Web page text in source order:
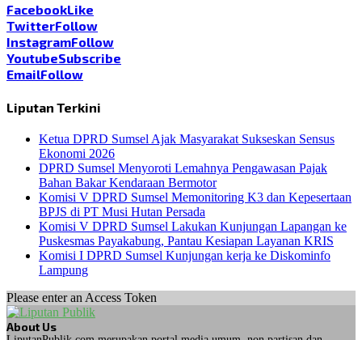
FacebookLike
TwitterFollow
InstagramFollow
YoutubeSubscribe
EmailFollow
Liputan Terkini
Ketua DPRD Sumsel Ajak Masyarakat Sukseskan Sensus
Ekonomi 2026
DPRD Sumsel Menyoroti Lemahnya Pengawasan Pajak
Bahan Bakar Kendaraan Bermotor
Komisi V DPRD Sumsel Memonitoring K3 dan Kepesertaan
BPJS di PT Musi Hutan Persada
Komisi V DPRD Sumsel Lakukan Kunjungan Lapangan ke
Puskesmas Payakabung, Pantau Kesiapan Layanan KRIS
Komisi I DPRD Sumsel Kunjungan kerja ke Diskominfo
Lampung
Please enter an Access Token
About Us